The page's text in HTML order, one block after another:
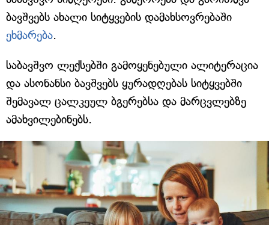
ბავშვებს ახალი სიტყვების დამახსოვრებაში
ეხმარება.
საბავშვო ლექსებში გამოყენებული ალიტერაცია
და ასონანსი ბავშვებს ყურადღებას სიტყვებში
შემავალ ცალკეულ ბგერებსა და მარცვლებზე
ამახვილებინებს.